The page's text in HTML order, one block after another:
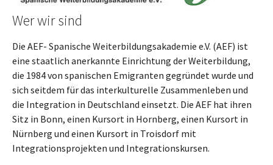
Wer wir sind
Die AEF- Spanische Weiterbildungsakademie e.V. (AEF) ist
eine staatlich anerkannte Einrichtung der Weiterbildung,
die 1984 von spanischen Emigranten gegründet wurde und
sich seitdem für das interkulturelle Zusammenleben und
die Integration in Deutschland einsetzt. Die AEF hat ihren
Sitz in Bonn, einen Kursort in Hornberg, einen Kursort in
Nürnberg und einen Kursort in Troisdorf mit
Integrationsprojekten und Integrationskursen.